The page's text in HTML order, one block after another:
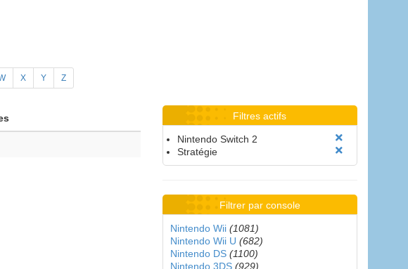
X Y Z
Filtres actifs
Nintendo Switch 2
Stratégie
Filtrer par console
Nintendo Wii (1081)
Nintendo Wii U (682)
Nintendo DS (1100)
Nintendo 3DS (929)